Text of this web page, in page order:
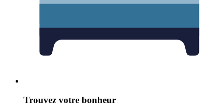
Trouvez votre bonheur